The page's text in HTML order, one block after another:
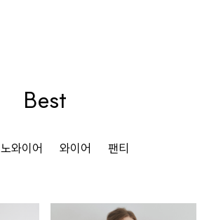
Best
노와이어 와이어 팬티